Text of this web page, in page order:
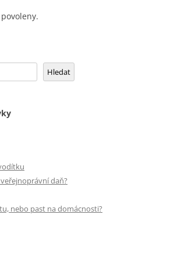
Hledat
daň?
nebo past na domácnosti?